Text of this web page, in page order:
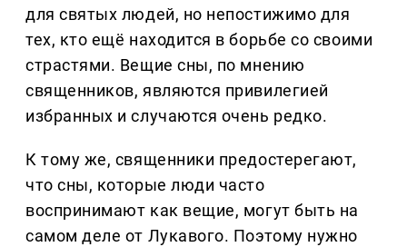
для святых людей, но непостижимо для
тех, кто ещё находится в борьбе со своими
страстями. Вещие сны, по мнению
священников, являются привилегией
избранных и случаются очень редко.
К тому же, священники предостерегают,
что сны, которые люди часто
воспринимают как вещие, могут быть на
самом деле от Лукавого. Поэтому нужно